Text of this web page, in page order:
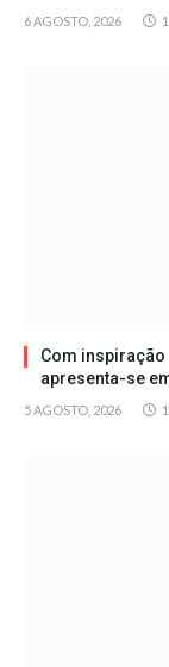
6 AGOSTO, 2026
Com inspiração
apresenta-se
5 AGOSTO, 2026